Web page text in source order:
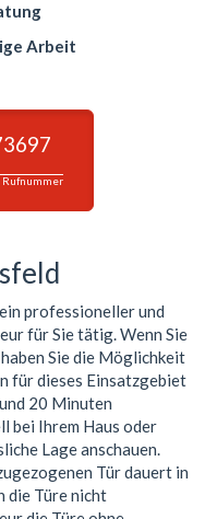
Arbeit
Rufnummer
professioneller und
für Sie tätig. Wenn Sie
Sie die Möglichkeit
für dieses Einsatzgebiet
20 Minuten
bei Ihrem Haus oder
Lage anschauen.
Tür dauert in
die Türe nicht